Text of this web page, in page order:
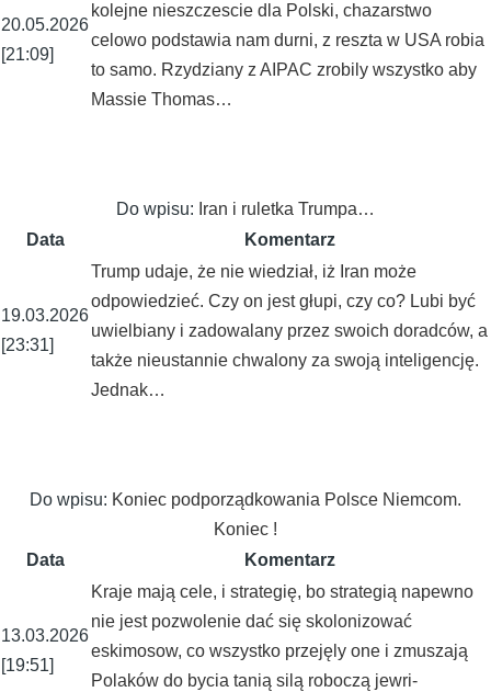
20.05.2026
[21:09]
kolejne nieszczescie dla Polski, chazarstwo
celowo podstawia nam durni, z reszta w USA robia
to samo. Rzydziany z AIPAC zrobily wszystko aby
Massie Thomas…
Do wpisu: Iran i ruletka Trumpa…
Data
Komentarz
19.03.2026
[23:31]
Trump udaje, że nie wiedział, iż Iran może
odpowiedzieć. Czy on jest głupi, czy co? Lubi być
uwielbiany i zadowalany przez swoich doradców, a
także nieustannie chwalony za swoją inteligencję.
Jednak…
Do wpisu: Koniec podporządkowania Polsce Niemcom.
Koniec !
Data
Komentarz
13.03.2026
[19:51]
Kraje mają cele, i strategię, bo strategią napewno
nie jest pozwolenie dać się skolonizować
eskimosow, co wszystko przejęly one i zmuszają
Polaków do bycia tanią silą roboczą jewri-